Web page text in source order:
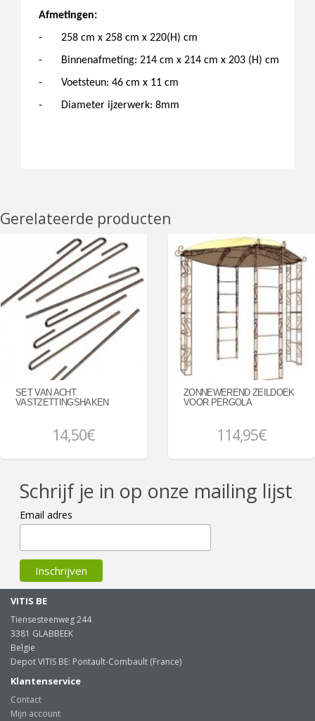
Afmetingen:
-
258 cm x 258 cm x 220(H) cm
-
Binnenafmeting: 214 cm x 214 cm x 203 (H) cm
-
Voetsteun: 46 cm x 11 cm
-
Diameter ijzerwerk: 8mm
Gerelateerde producten
SET VAN ACHT
VASTZETTINGSHAKEN
14,50€
ZONNEWEREND ZEILDOEK
VOOR PERGOLA
114,95€
Schrijf je in op onze mailing lijst
Email adres
VITIS BE
Tiensesteenweg 244
3381 GLABBEEK
Belgie
Depot VITIS BE: Pontault-Combault (France)
Klantenservice
Contact
Mijn account